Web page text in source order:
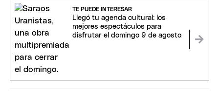
TE PUEDE INTERESAR
Llegó tu agenda cultural: los
mejores espectáculos para
disfrutar el domingo 9 de agosto